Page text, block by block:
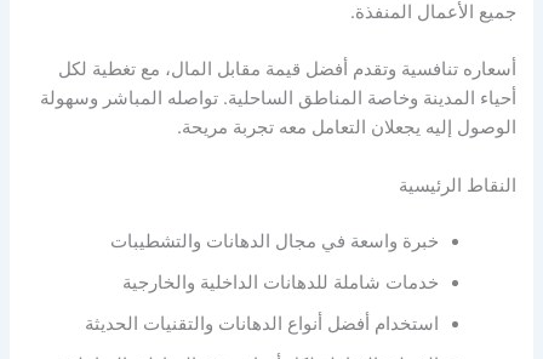
جميع الأعمال المنفذة.
أسعاره تنافسية وتقدم أفضل قيمة مقابل المال، مع تغطية لكل
أحياء المدينة وخاصة المناطق الساحلية. تواصله المباشر وسهولة
الوصول إليه يجعلان التعامل معه تجربة مريحة.
النقاط الرئيسية
خبرة واسعة في مجال الدهانات والتشطيبات
خدمات شاملة للدهانات الداخلية والخارجية
استخدام أفضل أنواع الدهانات والتقنيات الحديثة